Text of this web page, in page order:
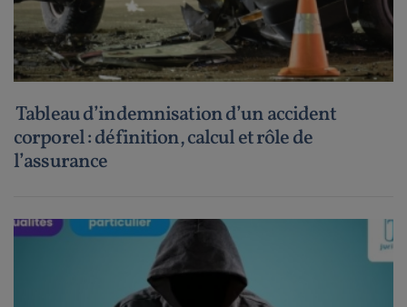
Tableau d’indemnisation d’un accident
corporel : définition, calcul et rôle de
l’assurance